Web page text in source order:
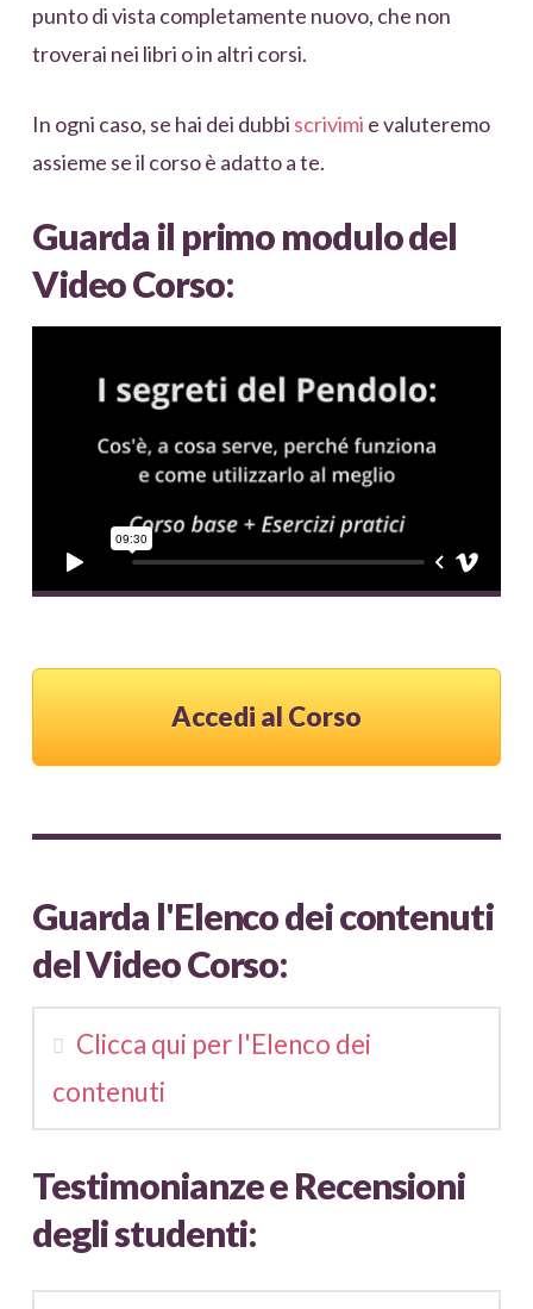
punto di vista completamente nuovo, che non
troverai nei libri o in altri corsi.
In ogni caso, se hai dei dubbi scrivimi e valuteremo
assieme se il corso è adatto a te.
Guarda il primo modulo del
Video Corso:
Accedi al Corso
Guarda l'Elenco dei contenuti
del Video Corso:
Clicca qui per l'Elenco dei
contenuti
Testimonianze e Recensioni
degli studenti: